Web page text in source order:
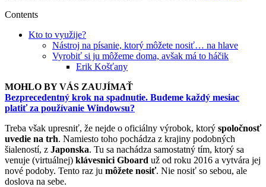
Contents
Kto to využije?
Nástroj na písanie, ktorý môžete nosiť… na hlave
Vyrobiť si ju môžeme doma, avšak má to háčik
Erik Košťany
MOHLO BY VÁS ZAUJÍMAŤ
Bezprecedentný krok na spadnutie. Budeme každý mesiac
platiť za používanie Windowsu?
Treba však upresniť, že nejde o oficiálny výrobok, ktorý spoločnosť
uvedie na trh. Namiesto toho pochádza z krajiny podobných
šialeností, z Japonska. Tu sa nachádza samostatný tím, ktorý sa
venuje (virtuálnej) klávesnici Gboard už od roku 2016 a vytvára jej
nové podoby. Tento raz ju môžete nosiť. Nie nosiť so sebou, ale
doslova na sebe.